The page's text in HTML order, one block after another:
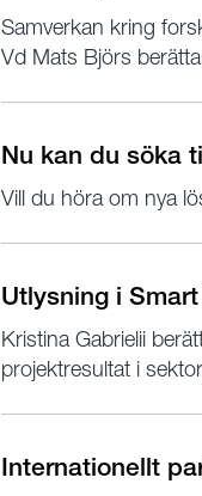
Samverkan kring
Vd Mats Björs
Nu kan du söka
Vill du höra om nya
Utlysning i
Kristina Gabrielii
projektresultat i
Internationellt